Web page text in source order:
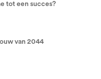
tot een succes?
van 2044